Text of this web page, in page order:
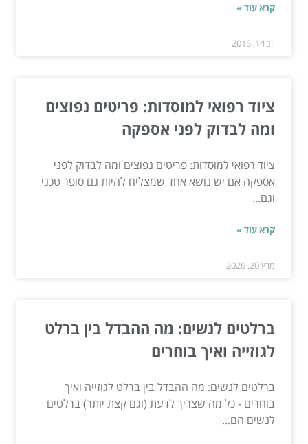
קרא עוד »
יונ 14, 2015
ציוד רפואי למוסדות: פריטים נפוצים
ומה לבדוק לפני אספקה
ציוד רפואי למוסדות: פריטים נפוצים ומה לבדוק לפני
אספקה אם יש נושא אחד שמצליח להיות גם סופר טכני
וגם...
קרא עוד »
מרץ 20, 2026
ברלטים לנשים: מה ההבדל בין ברלט
לגוזייה ואיך בוחרים
ברלטים לנשים: מה ההבדל בין ברלט לגוזייה ואיך
בוחרים - כל מה שצריך לדעת (וגם קצת יותר) ברלטים
לנשים הם...